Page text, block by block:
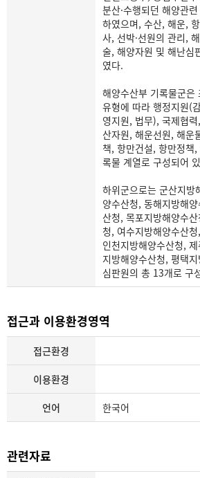
분산·수행되던 해양관
하였으며, 수산, 해운,
사, 선박·선원의 관리,
술, 해양자원 및 해난심
였다.
해양수산부 기록물군은
유형에 따라 행정지원(
영지원, 법무), 국제협
산자원, 해운선원, 해운
책, 항만건설, 항만정책
록물 계열로 구성되어
하위군으로는 군산지방
양수산청, 동해지방해
산청, 목포지방해양수
청, 여수지방해양수산
인천지방해양수산청,
지방해양수산청, 평택
심판원의 총 13개로 구
접근과 이용환경영역
접근환경
이용환경
언어 한국어
관련자료